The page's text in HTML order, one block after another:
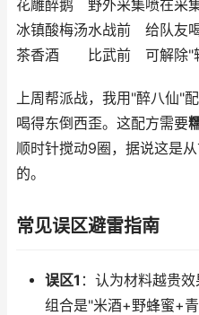
花雕醉鹅
野外采集喷在采
冰镇酸梅汤水战前
给队友
茶香酒
比武前 可解除"
上周帮派战，我用"醉八仙"
喝得东倒西歪。这配方需要
顺时针搅动9圈，据说这是
的。
常见误区避雷指南
误区1 ：认为材料越贵
组合是"米酒+野蜂蜜+